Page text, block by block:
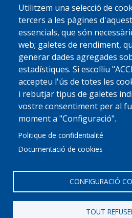
Utilitzem una selecció de
tercers a les pàgines
essencials, que són
web; galetes de rendiment,
generar dades agregades
estadístiques. Si escolliu
accepteu l'ús de totes les
i rebutjar tipus de galetes
vostre consentiment per al
moment a "Configuració".
Politique de confidentialité
Documentació de cookies
CONFIGURACIÓ
TOUT